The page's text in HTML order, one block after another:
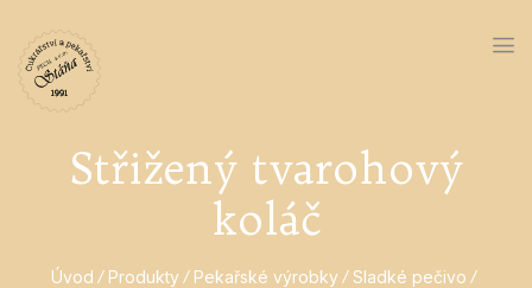
Střižený tvarohový
koláč
Úvod Produkty Pekařské výrobky
Sladké pečivo